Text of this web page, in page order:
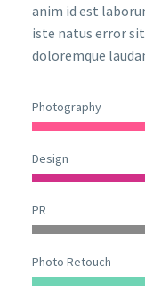
anim id est
iste natus error
doloremque
Photography
Design
PR
Photo Retouch